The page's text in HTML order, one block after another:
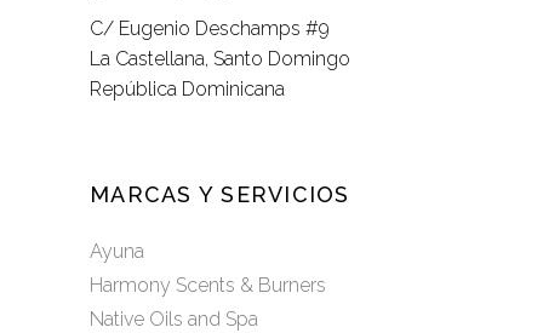
C/ Eugenio Deschamps #9
La Castellana, Santo Domingo
República Dominicana
MARCAS Y SERVICIOS
Ayuna
Harmony Scents & Burners
Native Oils and Spa